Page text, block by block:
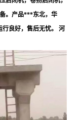
。产品***东北，华
良好，售后无忧。 河